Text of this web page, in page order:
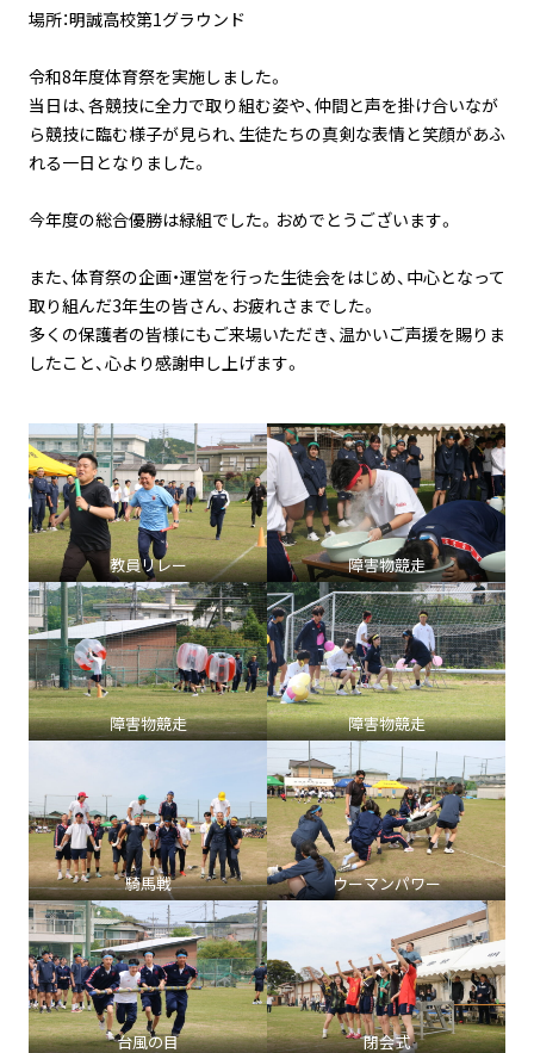
場所：明誠高校第1グラウンド
令和8年度体育祭を実施しました。
当日は、各競技に全力で取り組む姿や、仲間と声を掛け合いなが
ら競技に臨む様子が見られ、生徒たちの真剣な表情と笑顔があふ
れる一日となりました。
今年度の総合優勝は緑組でした。おめでとうございます。
また、体育祭の企画・運営を行った生徒会をはじめ、中心となって
取り組んだ3年生の皆さん、お疲れさまでした。
多くの保護者の皆様にもご来場いただき、温かいご声援を賜りま
したこと、心より感謝申し上げます。
教員リレー 障害物競走
障害物競走 障害物競走
騎馬戦 ウーマンパワー
台風の目 閉会式